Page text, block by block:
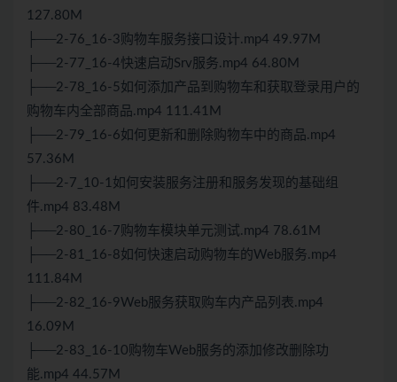
127.80M
├──2-76_16-3购物车服务接口设计.mp4 49.97M
├──2-77_16-4快速启动Srv服务.mp4 64.80M
├──2-78_16-5如何添加产品到购物车和获取登录用户的
购物车内全部商品.mp4 111.41M
├──2-79_16-6如何更新和删除购物车中的商品.mp4
57.36M
├──2-7_10-1如何安装服务注册和服务发现的基础组
件.mp4 83.48M
├──2-80_16-7购物车模块单元测试.mp4 78.61M
├──2-81_16-8如何快速启动购物车的Web服务.mp4
111.84M
├──2-82_16-9Web服务获取购车内产品列表.mp4
16.09M
├──2-83_16-10购物车Web服务的添加修改删除功
能.mp4 44.57M